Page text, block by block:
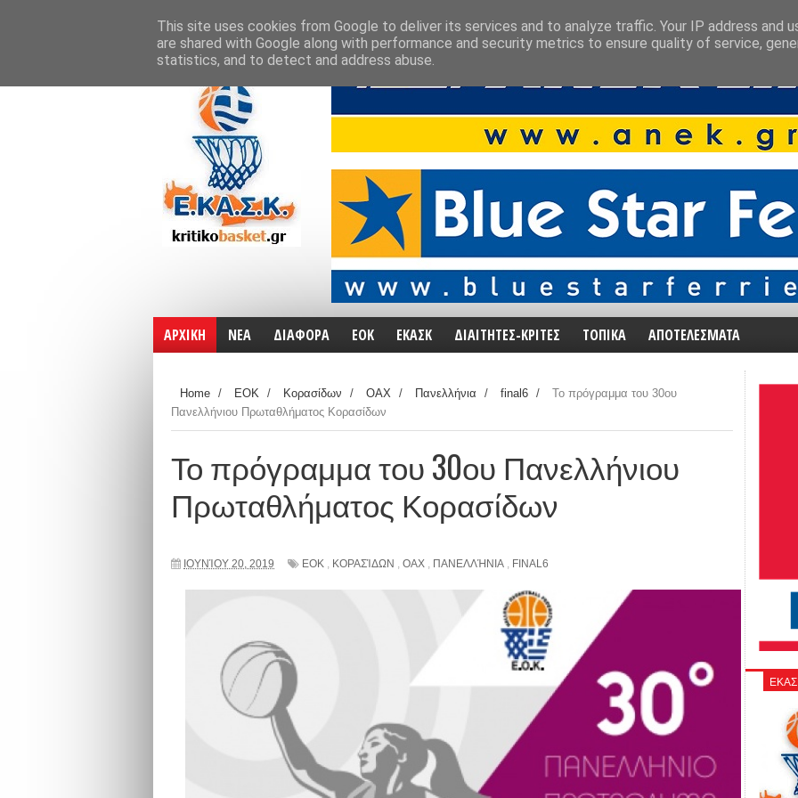
ΑΡΧΙΚΗ ΝΕΑ ΔΙΑΦΟΡΑ ΕΟΚ ΕΚΑΣΚ ΔΙΑΙΤΗΤΕΣ-ΚΡΙΤΕΣ ΤΟΠΙΚΑ ΑΠΟΤΕΛΕΣΜΑΤΑ
Home / ΕΟΚ / Κορασίδων / ΟΑΧ / Πανελλήνια / final6 /
Το πρόγραμμα του 30ου
Πανελλήνιου Πρωταθλήματος Κορασίδων
Το πρόγραμμα του 30ου Πανελλήνιου
Πρωταθλήματος Κορασίδων
ΙΟΥΝΊΟΥ 20, 2019 ΕΟΚ , ΚΟΡΑΣΊΔΩΝ , ΟΑΧ , ΠΑΝΕΛΛΉΝΙΑ , FINAL6
This site uses cookies from Google to deliver its services and to analyze traffic. Your IP address and
are shared with Google along with performance and security metrics to ensure quality of service,
statistics, and to detect and address abuse.